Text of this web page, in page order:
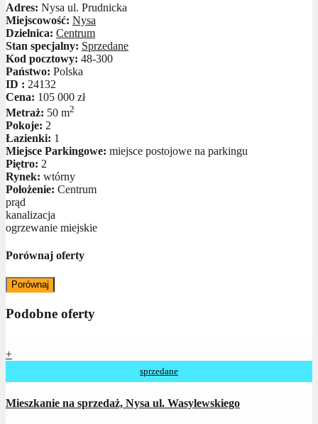
Adres: Nysa ul. Prudnicka
Miejscowość: Nysa
Dzielnica: Centrum
Stan specjalny: Sprzedane
Kod pocztowy: 48-300
Państwo: Polska
ID : 24132
Cena: 105 000 zł
Metraż: 50 m2
Pokoje: 2
Łazienki: 1
Miejsce Parkingowe: miejsce postojowe na parkingu
Piętro: 2
Rynek: wtórny
Położenie: Centrum
prąd
kanalizacja
ogrzewanie miejskie
Porównaj oferty
Porównaj
Podobne oferty
+
sprzedane
Mieszkanie na sprzedaż, Nysa ul. Wasylewskiego